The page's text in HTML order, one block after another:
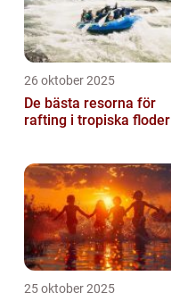
26 oktober 2025
De bästa resorna för
rafting i tropiska floder
25 oktober 2025